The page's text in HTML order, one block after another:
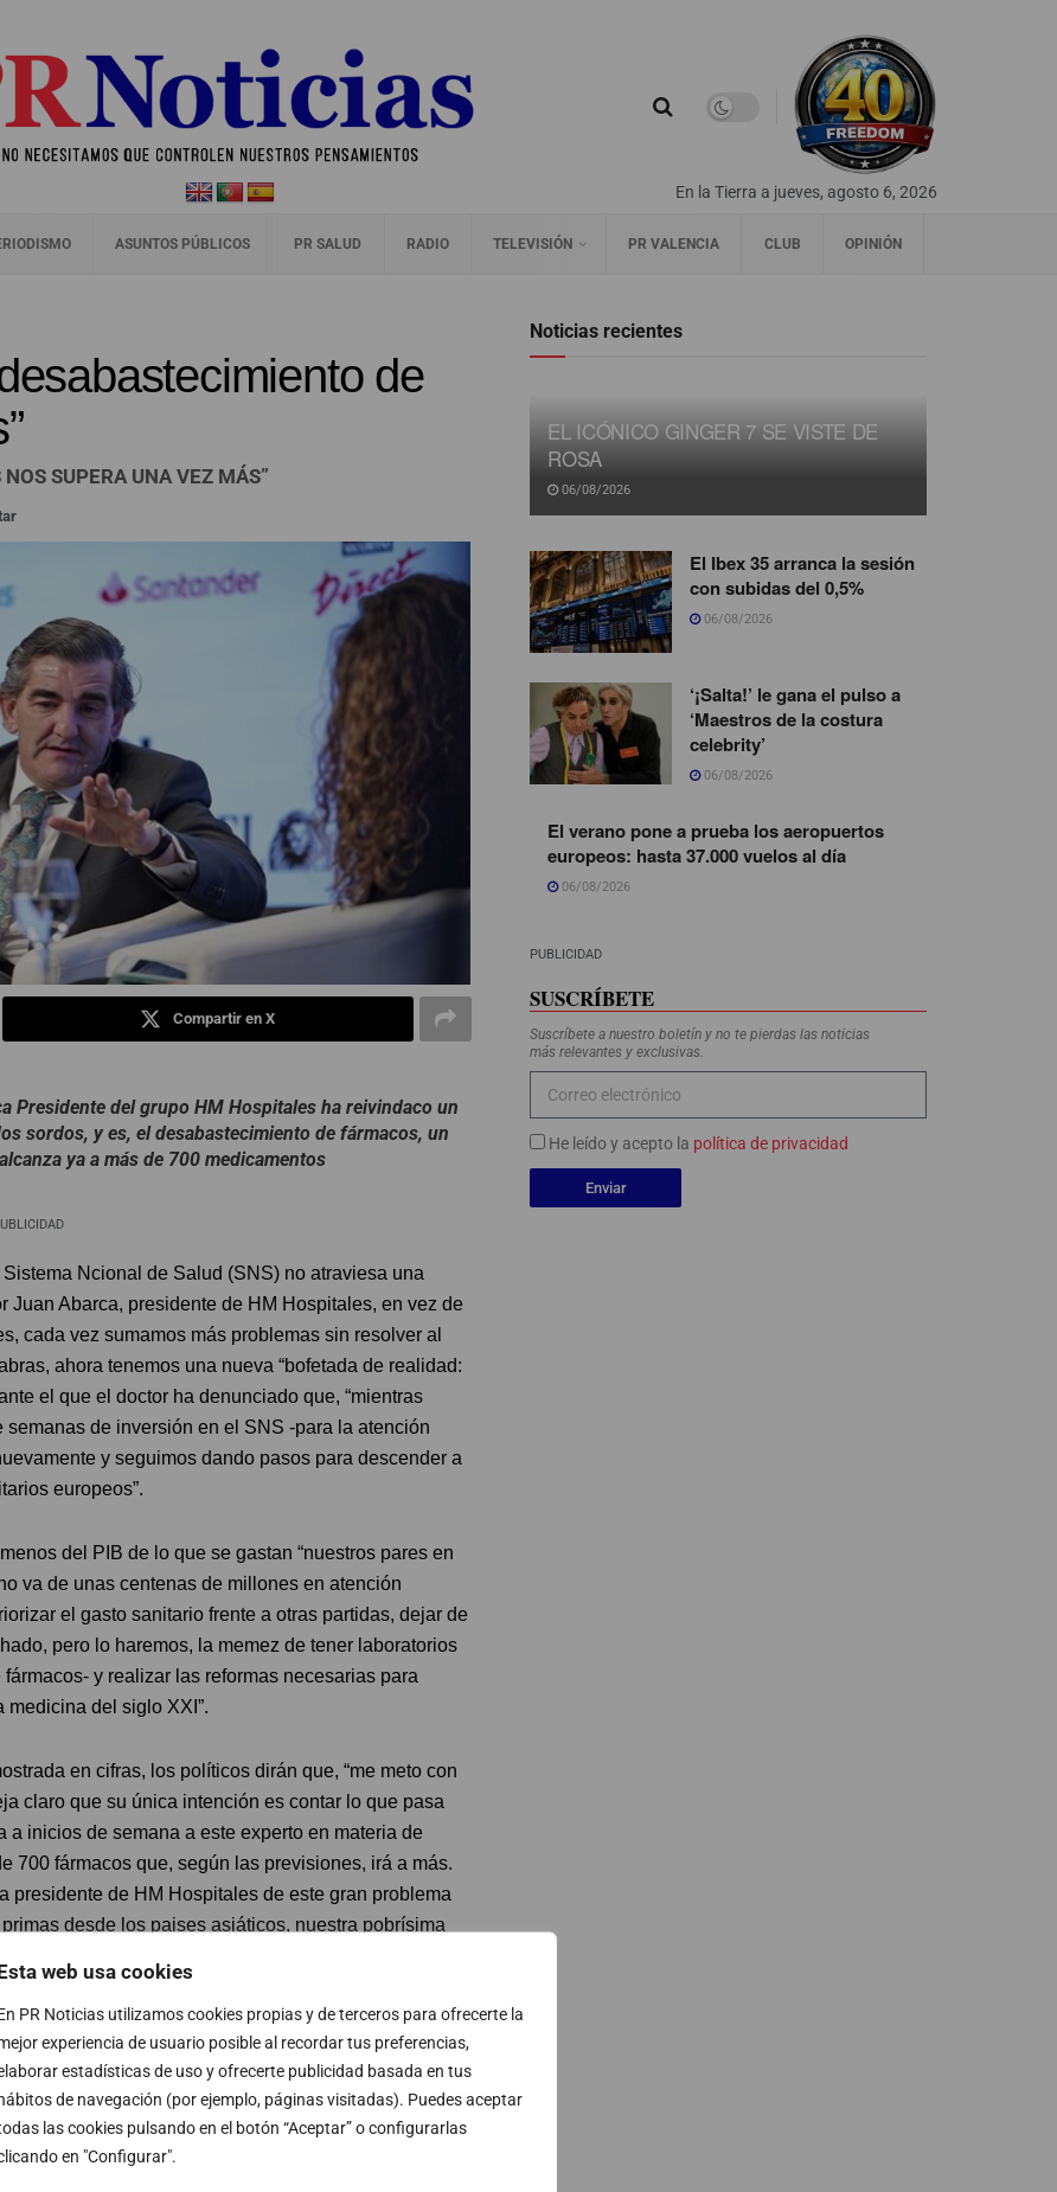
web usa cookies
PR Noticias utilizamos cookies propias y de terceros para ofrecerte la
experiencia de usuario posible al recordar tus preferencias,
estadísticas de uso y ofrecerte publicidad basada en tus
de navegación (por ejemplo, páginas visitadas). Puedes aceptar
las cookies pulsando en el botón “Aceptar” o configurarlas
en "Configurar".
En la Tierra a jueves, agosto 6, 2026
ASUNTOS PÚBLICOS PR SALUD RADIO TELEVISIÓN PR VALENCIA CLUB OPINIÓN
de
SUPERA UNA VEZ MÁS”
Compartir en X
Presidente del grupo HM Hospitales ha reivindaco un
sordos, y es, el desabastecimiento de fármacos, un
ya a más de 700 medicamentos
Ncional de Salud (SNS) no atraviesa una
Juan Abarca, presidente de HM Hospitales, en vez de
cada vez sumamos más problemas sin resolver al
ahora tenemos una nueva “bofetada de realidad:
el que el doctor ha denunciado que, “mientras
de inversión en el SNS -para la atención
y seguimos dando pasos para descender a
europeos”.
del PIB de lo que se gastan “nuestros pares en
va de unas centenas de millones en atención
el gasto sanitario frente a otras partidas, dejar de
pero lo haremos, la memez de tener laboratorios
y realizar las reformas necesarias para
medicina del siglo XXI”.
en cifras, los políticos dirán que, “me meto con
claro que su única intención es contar lo que pasa
inicios de semana a este experto en materia de
700 fármacos que, según las previsiones, irá a más.
presidente de HM Hospitales de este gran problema
desde los paises asiáticos, nuestra pobrísima
nuestro sino de toda la UE que tras la pandemia se
lo poco que pagamos aquí por los fármacos”.
farmacéutica, pero esto no funciona, puesto que,
la oferta y la demanda. Así, “ante la escasez de
en donde venden los fármacos por 2 o 3 veces que
tanto, mientras los españoles sigamos pensando
hagamos por adaptarnos a la industria de los
Noticias recientes
EL ICÓNICO GINGER 7 SE VISTE DE
ROSA
06/08/2026
El Ibex 35 arranca la sesión
con subidas del 0,5%
06/08/2026
‘¡Salta!’ le gana el pulso a
‘Maestros de la costura
celebrity’
06/08/2026
El verano pone a prueba los aeropuertos
europeos: hasta 37.000 vuelos al día
06/08/2026
PUBLICIDAD
SUSCRÍBETE
Suscríbete a nuestro boletín y no te pierdas las noticias
más relevantes y exclusivas.
He leído y acepto la política de privacidad
Enviar